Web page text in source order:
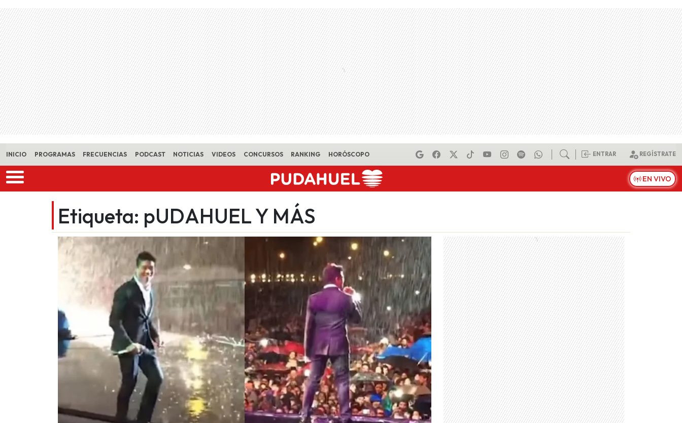
Skip to main content
INICIO PROGRAMAS FRECUENCIAS PODCAST NOTICIAS VIDEOS CONCURSOS RANKING HORÓSCOPO ENTRAR REGÍSTRATE
EN VIVO
Etiqueta: pUDAHUEL Y MÁS